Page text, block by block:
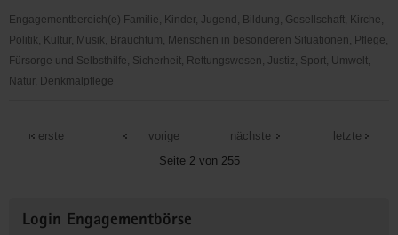
&
Jugendarbeit
Chemnitz
Lutherplatz
Engagementbereich(e) Familie, Kinder, Jugend, Bildung, Gesellschaft, Kirche,
Politik, Kultur, Musik, Brauchtum, Menschen in besonderen Situationen, Pflege,
Fürsorge und Selbsthilfe, Sicherheit, Rettungswesen, Justiz, Sport, Umwelt,
Natur, Denkmalpflege
erste
vorige
Seite 2 von 255
nächste letzte
Informationen
Login Engagementbörse